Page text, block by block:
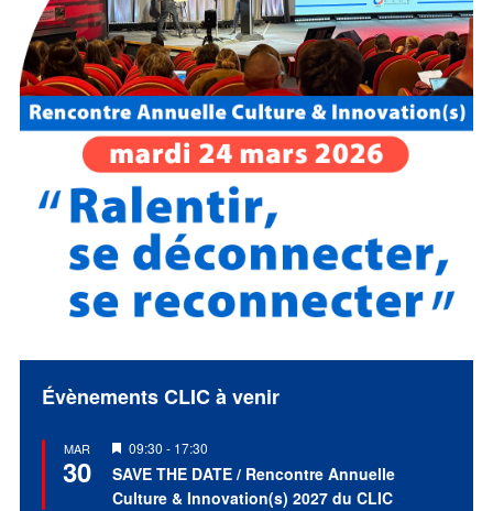
Évènements CLIC à venir
MAR
30
Mis
en
avant
09:30 - 17:30
SAVE THE DATE / Rencontre Annuelle
Culture & Innovation(s) 2027 du CLIC